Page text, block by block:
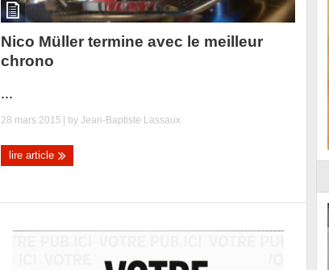
Nico Müller termine avec le meilleur
chrono
...
28 mars 2015 | byJean-Baptiste Lassaux
lire article